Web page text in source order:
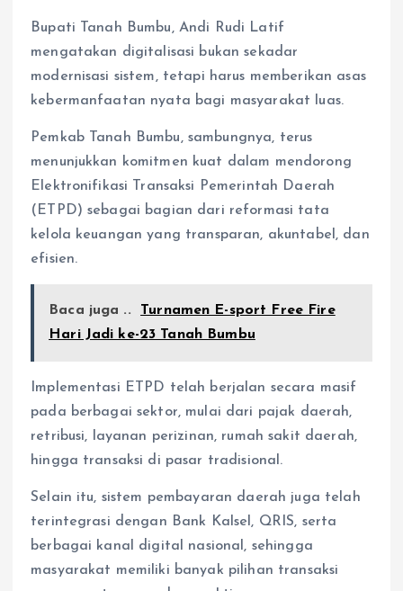
Bupati Tanah Bumbu, Andi Rudi Latif
mengatakan digitalisasi bukan sekadar
modernisasi sistem, tetapi harus memberikan asas
kebermanfaatan nyata bagi masyarakat luas.
Pemkab Tanah Bumbu, sambungnya, terus
menunjukkan komitmen kuat dalam mendorong
Elektronifikasi Transaksi Pemerintah Daerah
(ETPD) sebagai bagian dari reformasi tata
kelola keuangan yang transparan, akuntabel, dan
efisien.
Baca juga ..
Turnamen E-sport Free Fire
Hari Jadi ke-23 Tanah Bumbu
Implementasi ETPD telah berjalan secara masif
pada berbagai sektor, mulai dari pajak daerah,
retribusi, layanan perizinan, rumah sakit daerah,
hingga transaksi di pasar tradisional.
Selain itu, sistem pembayaran daerah juga telah
terintegrasi dengan Bank Kalsel, QRIS, serta
berbagai kanal digital nasional, sehingga
masyarakat memiliki banyak pilihan transaksi